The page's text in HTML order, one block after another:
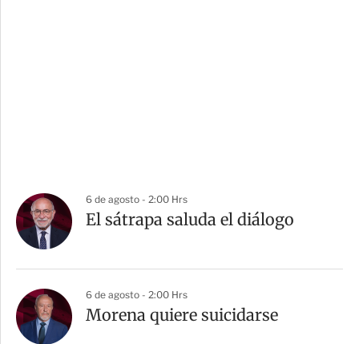
6 de agosto - 2:00 Hrs
El sátrapa saluda el diálogo
6 de agosto - 2:00 Hrs
Morena quiere suicidarse